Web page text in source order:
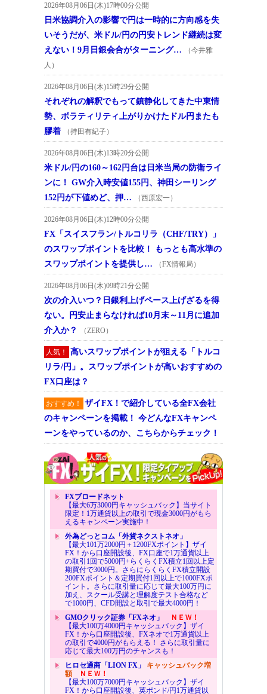
2026年08月06日(木)17時00分公開
日米協調介入の影響で円は一時的に方向感を失
いそうだが、米ドル/円の円安トレンド継続は変
えない！9月日銀会合がターニング…
（今井雅
人）
2026年08月06日(木)15時29分公開
それぞれの解釈でもって鎮静化してきた中東情
勢、ボラティリティ上がりかけたドル円またも
膠着
（持田有紀子）
2026年08月06日(木)13時20分公開
米ドル/円の160～162円台は日米当局の防衛ライ
ンに！ GW介入時安値155円、神田シーリング
152円が下値めど、押…
（西原宏一）
2026年08月06日(木)12時00分公開
FX「スイスフラン/トルコリラ（CHF/TRY）」
のスワップポイントを比較！ もっとも高水準の
スワップポイントを提供し…
（FX情報局）
2026年08月06日(木)09時21分公開
次の介入いつ？日銀利上げペース上げざるを得
ない。円安止まらなければ10月末～11月に追加
介入か？
（ZERO）
人気！
高いスワップポイントが狙える「トルコ
リラ/円」。スワップポイントが高いおすすめの
FX口座は？
おすすめ！
ザイFX！で紹介している全FX会社
のキャンペーンを掲載！ 今どんなFXキャンペ
ーンをやっているのか、こちらからチェック！
FXブロードネット
【最大6万3000円キャッシュバック】当サイト
限定！1万通貨以上の取引で現金3000円がもら
えるキャンペーン実施中！
外為どっとコム「外貨ネクストネオ」
【最大101万2000円＋1200FXポイント】ザイ
FX！から口座開設後、FX口座で1万通貨以上
の取引1回で5000円+らくらくFX積立1回以上定
期買付で3000円。さらにらくらくFX積立開設
200FXポイント＆定期買付1回以上で1000FXポ
イント。さらに取引量に応じて最大100万円に
加え、スクール受講と理解度テスト合格など
で1000円、CFD開設と取引で最大4000円！
GMOクリック証券「FXネオ」
ＮＥＷ！
【最大100万4000円キャッシュバック】ザイ
FX！から口座開設後、FXネオで1万通貨以上
の取引で4000円がもらえる！ さらに取引量に
応じて最大100万円のチャンスも！
ヒロセ通商「LION FX」 キャッシュバック増
額ＮＥＷ！
【最大100万7000円キャッシュバック】ザイ
FX！から口座開設後、英ポンド/円1万通貨以